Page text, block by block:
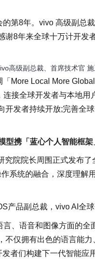
第8年。vivo 高级副总
8年来全球十万计开发
高级副总裁、首席技术官
More Local More
接全球开发者与本地
发者持续开放;完善全
型携「蓝心个人智能框架
院院长周围正式发布
系统的融合，深度理解
产品副总裁，vivo AI全
、语音和图像方面的
不仅拥有出色的语言能
者们构建下一代智能应